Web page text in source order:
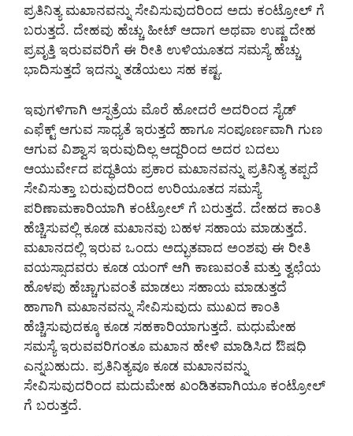
ಪ್ರತಿನಿತ್ಯ ಮಖಾನವನ್ನು ಸೇವಿಸುವುದರಿಂದ ಅದು ಕಂಟ್ರೋಲ್ ಗೆ
ಬರುತ್ತದೆ. ದೇಹವು ಹೆಚ್ಚು ಹೀಟ್ ಆದಾಗ ಅಥವಾ ಉಷ್ಣ ದೇಹ
ಪ್ರವೃತ್ತಿ ಇರುವವರಿಗೆ ಈ ರೀತಿ ಉಳಿಯೂತದ ಸಮಸ್ಯೆ ಹೆಚ್ಚು
ಭಾದಿಸುತ್ತದೆ ಇದನ್ನು ತಡೆಯಲು ಸಹ ಕಷ್ಟ.
ಇವುಗಳಿಗಾಗಿ ಆಸ್ಪತ್ರೆಯ ಮೊರೆ ಹೋದರೆ ಅದರಿಂದ ಸೈಡ್
ಎಫೆಕ್ಟ್ ಆಗುವ ಸಾಧ್ಯತೆ ಇರುತ್ತದೆ ಹಾಗೂ ಸಂಪೂರ್ಣವಾಗಿ ಗುಣ
ಆಗುವ ವಿಶ್ವಾಸ ಇರುವುದಿಲ್ಲ ಆದ್ದರಿಂದ ಅದರ ಬದಲು
ಆಯುರ್ವೇದ ಪದ್ಧತಿಯ ಪ್ರಕಾರ ಮಖಾನವನ್ನು ಪ್ರತಿನಿತ್ಯ ತಪ್ಪದೆ
ಸೇವಿಸುತ್ತಾ ಬರುವುದರಿಂದ ಉರಿಯೂತದ ಸಮಸ್ಯೆ
ಪರಿಣಾಮಕಾರಿಯಾಗಿ ಕಂಟ್ರೋಲ್ ಗೆ ಬರುತ್ತದೆ. ದೇಹದ ಕಾಂತಿ
ಹೆಚ್ಚಿಸುವಲ್ಲಿ ಕೂಡ ಮಖಾನವು ಬಹಳ ಸಹಾಯ ಮಾಡುತ್ತದೆ.
ಮಖಾನದಲ್ಲಿ ಇರುವ ಒಂದು ಅದ್ಭುತವಾದ ಅಂಶವು ಈ ರೀತಿ
ವಯಸ್ಸಾದವರು ಕೂಡ ಯಂಗ್ ಆಗಿ ಕಾಣುವಂತೆ ಮತ್ತು ತ್ವಛೆಯ
ಹೊಳಪು ಹೆಚ್ಚಾಗುವಂತೆ ಮಾಡಲು ಸಹಾಯ ಮಾಡುತ್ತದೆ
ಹಾಗಾಗಿ ಮಖಾನವನ್ನು ಸೇವಿಸುವುದು ಮುಖದ ಕಾಂತಿ
ಹೆಚ್ಚಿಸುವುದಕ್ಕೂ ಕೂಡ ಸಹಕಾರಿಯಾಗುತ್ತದೆ. ಮಧುಮೇಹ
ಸಮಸ್ಯೆ ಇರುವವರಿಗಂತೂ ಮಖಾನ ಹೇಳಿ ಮಾಡಿಸಿದ ಔಷಧಿ
ಎನ್ನಬಹುದು. ಪ್ರತಿನಿತ್ಯವೂ ಕೂಡ ಮಖಾನವನ್ನು
ಸೇವಿಸುವುದರಿಂದ ಮದುಮೇಹ ಖಂಡಿತವಾಗಿಯೂ ಕಂಟ್ರೋಲ್
ಗೆ ಬರುತ್ತದೆ.